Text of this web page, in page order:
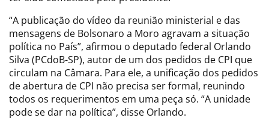
“A publicação do vídeo da reunião ministerial e das
mensagens de Bolsonaro a Moro agravam a situação
política no País”, afirmou o deputado federal Orlando
Silva (PCdoB-SP), autor de um dos pedidos de CPI que
circulam na Câmara. Para ele, a unificação dos pedidos
de abertura de CPI não precisa ser formal, reunindo
todos os requerimentos em uma peça só. “A unidade
pode se dar na política”, disse Orlando.